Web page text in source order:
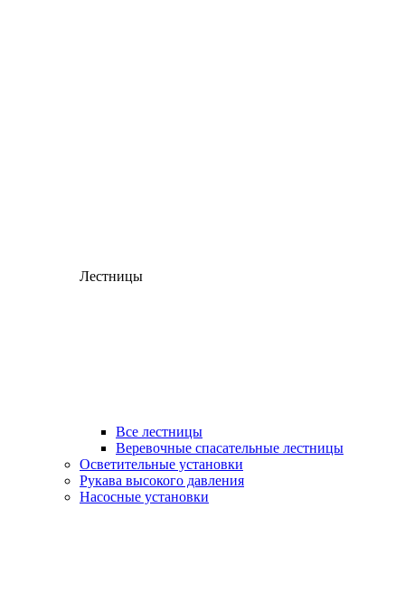
Лестницы
Все лестницы
Веревочные спасательные лестницы
Осветительные установки
Рукава высокого давления
Насосные установки